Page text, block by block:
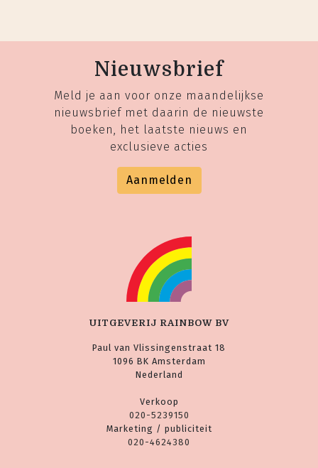
Nieuwsbrief
Meld je aan voor onze maandelijkse
nieuwsbrief met daarin de nieuwste
boeken, het laatste nieuws en
exclusieve acties
Aanmelden
UITGEVERIJ RAINBOW BV
Paul van Vlissingenstraat 18
1096 BK Amsterdam
Nederland
Verkoop
020-5239150
Marketing / publiciteit
020-4624380